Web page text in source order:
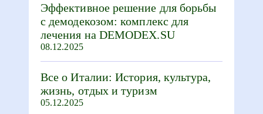
Эффективное решение для борьбы
с демодекозом: комплекс для
лечения на DEMODEX.SU
08.12.2025
Все о Италии: История, культура,
жизнь, отдых и туризм
05.12.2025